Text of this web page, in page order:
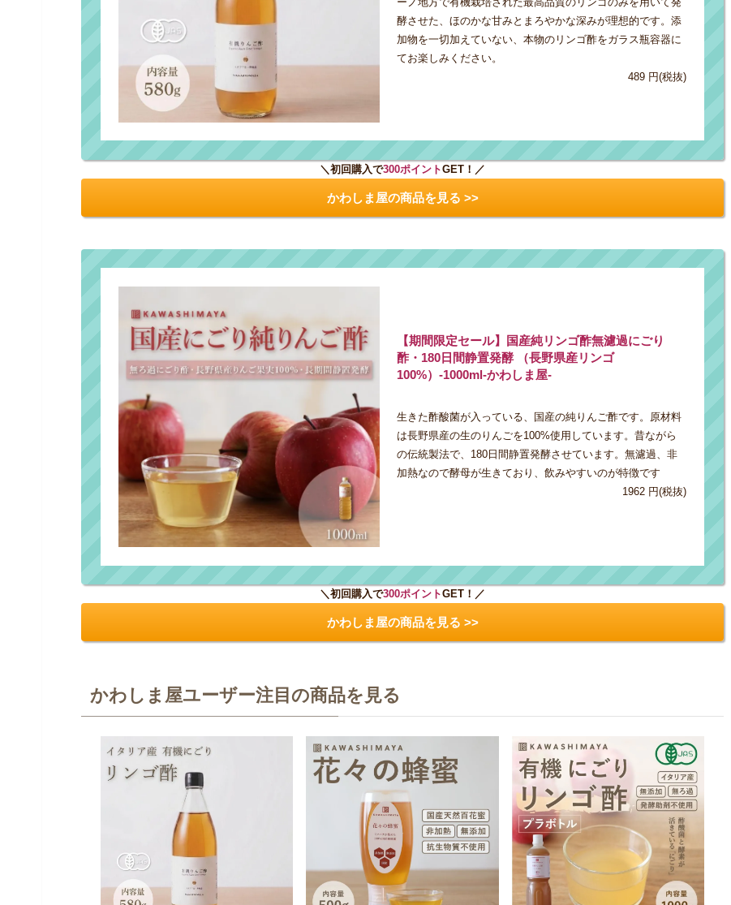
酵させた、ほのかな甘みとまろやかな深みが理想的です。添
加物を一切加えていない、本物のリンゴ酢をガラス瓶容器に
てお楽しみください。
489 円(税抜)
＼初回購入で300ポイントGET！／
かわしま屋の商品を見る >>
【期間限定セール】国産純リンゴ酢無濾過にごり
酢・180日間静置発酵 （長野県産リンゴ
100%）-1000ml-かわしま屋-
生きた酢酸菌が入っている、国産の純りんご酢です。原材料
は長野県産の生のりんごを100%使用しています。昔ながら
の伝統製法で、180日間静置発酵させています。無濾過、非
加熱なので酵母が生きており、飲みやすいのが特徴です
1962 円(税抜)
＼初回購入で300ポイントGET！／
かわしま屋の商品を見る >>
かわしま屋ユーザー注目の商品を見る